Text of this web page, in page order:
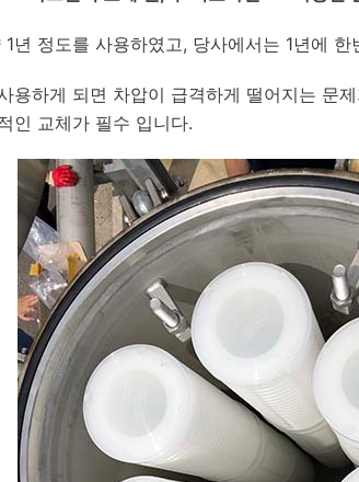
년 정도를 사용하였고, 당사에서는 1년에
용하게 되면 차압이 급격하게 떨어지는 문
인 교체가 필수 입니다.